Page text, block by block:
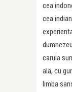
cea
cea
caruia
ala, cu
limba